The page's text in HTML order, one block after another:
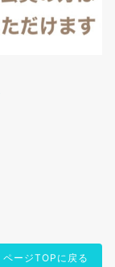
ページTOPに戻る